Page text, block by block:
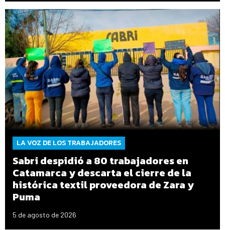
LA VOZ DE LOS TRABAJADORES
Sabri despidió a 80 trabajadores en
Catamarca y descarta el cierre de la
histórica textil proveedora de Zara y
Puma
5 de agosto de 2026